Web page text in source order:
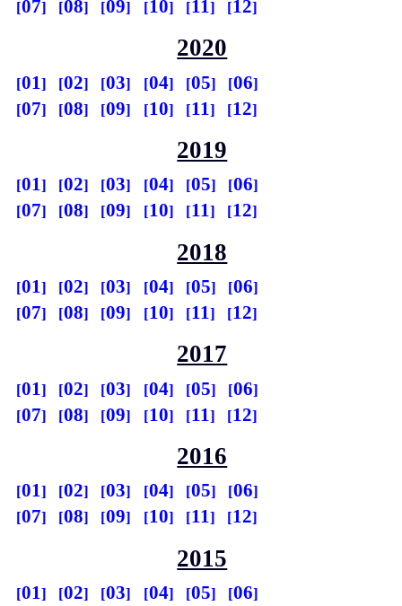
07 08 09 10 11 12
2020
01 02 03 04 05
06
07
08 09 10 11 12
2019
01 02 03 04 05
06
07
08 09 10 11 12
2018
01 02 03 04 05
06
07
08 09 10 11 12
2017
01 02 03 04 05
06
07
08 09 10 11 12
2016
01 02 03 04 05
06
07
08 09 10 11 12
2015
01 02 03 04 05
06